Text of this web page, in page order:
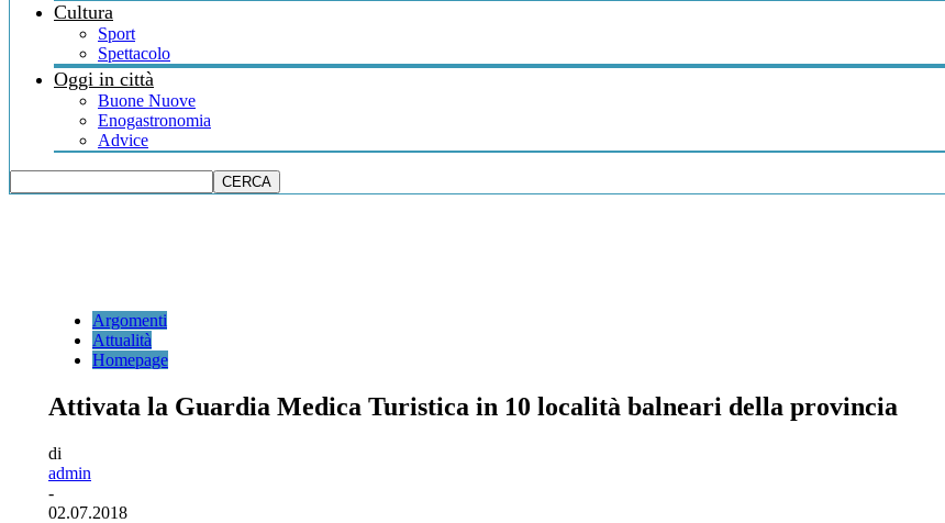
Cultura
Sport
Spettacolo
Oggi in città
Buone Nuove
Enogastronomia
Advice
Argomenti
Attualità
Homepage
Attivata la Guardia Medica Turistica in 10 località balneari della provincia
di
admin
-
02.07.2018